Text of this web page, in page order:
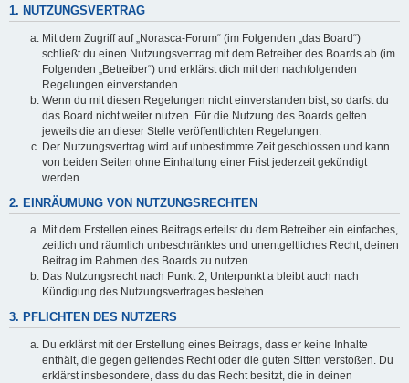
1. NUTZUNGSVERTRAG
Mit dem Zugriff auf „Norasca-Forum“ (im Folgenden „das Board“)
schließt du einen Nutzungsvertrag mit dem Betreiber des Boards ab (im
Folgenden „Betreiber“) und erklärst dich mit den nachfolgenden
Regelungen einverstanden.
Wenn du mit diesen Regelungen nicht einverstanden bist, so darfst du
das Board nicht weiter nutzen. Für die Nutzung des Boards gelten
jeweils die an dieser Stelle veröffentlichten Regelungen.
Der Nutzungsvertrag wird auf unbestimmte Zeit geschlossen und kann
von beiden Seiten ohne Einhaltung einer Frist jederzeit gekündigt
werden.
2. EINRÄUMUNG VON NUTZUNGSRECHTEN
Mit dem Erstellen eines Beitrags erteilst du dem Betreiber ein einfaches,
zeitlich und räumlich unbeschränktes und unentgeltliches Recht, deinen
Beitrag im Rahmen des Boards zu nutzen.
Das Nutzungsrecht nach Punkt 2, Unterpunkt a bleibt auch nach
Kündigung des Nutzungsvertrages bestehen.
3. PFLICHTEN DES NUTZERS
Du erklärst mit der Erstellung eines Beitrags, dass er keine Inhalte
enthält, die gegen geltendes Recht oder die guten Sitten verstoßen. Du
erklärst insbesondere, dass du das Recht besitzt, die in deinen